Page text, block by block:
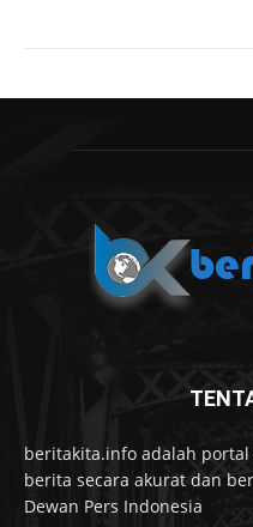
beritakita.info adalah
berita secara akurat dan
Dewan Pers Indonesia